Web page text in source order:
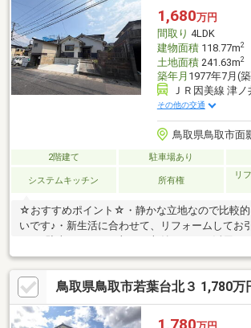
せはお早めに！ TEL【0857-30-7788】
1,680万円
間取り 4LDK
建物面積118.77m2
土地面積241.63m2
築年月 1977年7月(
ＪＲ因美線 津
その他の交通
鳥取県鳥取市面
2階建て 駐車場あり
システムキッチン 所有権
リ
☆おすすめポイント☆・静かな立地なので比較的
いです♪・新生活に合わせて、リフォームしてお
ります♪・家族が集まりたくなる１１帖の広々リ
スタイルに合わせて使える、和室・洋室のある
あるので収納場所に困りません♪・全ての居室に
保しています♪◆◆──────────◆◆ 物件見
中！ お問い合わせはお早めに！ TEL【0857-30-
鳥取県鳥取市若葉台北３ 1,780万